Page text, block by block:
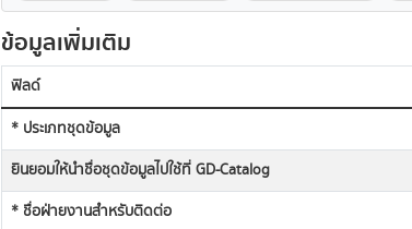
ข้อมูลเพิ่มเติม
ฟิลด์
* ประเภทชุดข้อมูล
ยินยอมให้นำชื่อชุดข้อมูลไปใช้ที่ GD-Catalog
* ชื่อฝ่ายงานสำหรับติดต่อ